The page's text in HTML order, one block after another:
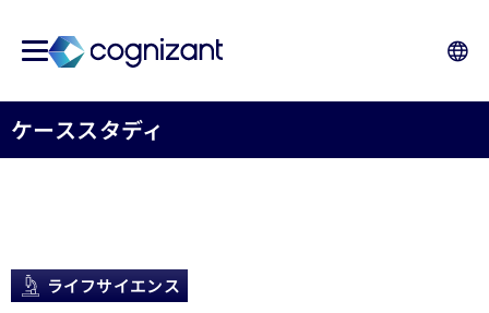
ケーススタディ
ライフサイエンス